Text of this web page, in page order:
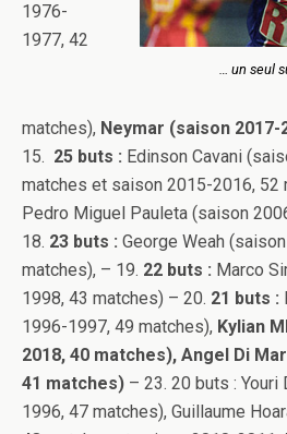
… un seul
1976-
1977, 42
matches), Neymar (saison
15. 25 buts : Edinson Cavani
matches et saison 2015-2016, 52
Pedro Miguel Pauleta (saison
18. 23 buts : George Weah
matches), – 19. 22 buts : Marco
1998, 43 matches) – 20. 21 buts :
1996-1997, 49 matches), Kylian
2018, 40 matches), Angel Di
41 matches) – 23. 20 buts :
1996, 47 matches), Guillaume